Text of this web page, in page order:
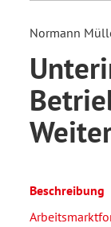
Normann
Beschreibung